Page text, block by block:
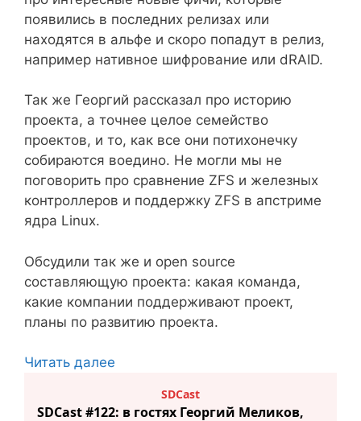
появились в последних релизах или
находятся в альфе и скоро попадут в релиз,
например нативное шифрование или dRAID.
Так же Георгий рассказал про историю
проекта, а точнее целое семейство
проектов, и то, как все они потихонечку
собираются воедино. Не могли мы не
поговорить про сравнение ZFS и железных
контроллеров и поддержку ZFS в апстриме
ядра Linux.
Обсудили так же и open source
составляющую проекта: какая команда,
какие компании поддерживают проект,
планы по развитию проекта.
Читать далее